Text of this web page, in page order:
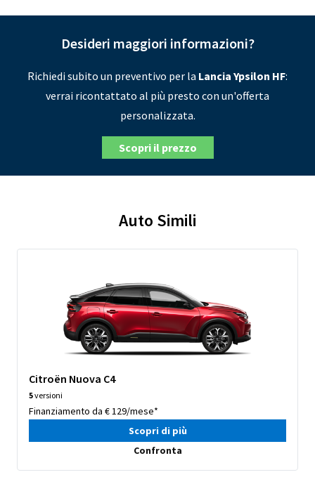
Desideri maggiori informazioni?
Richiedi subito un preventivo per la Lancia Ypsilon HF:
verrai ricontattato al più presto con un'offerta
personalizzata.
Scopri il prezzo
Auto Simili
Citroën Nuova C4
5versioni
Finanziamento da € 129/mese*
Scopri di più
Confronta